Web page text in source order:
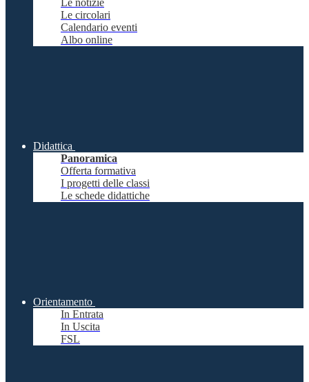
Le notizie
Le circolari
Calendario eventi
Albo online
Didattica
Panoramica
Offerta formativa
I progetti delle classi
Le schede didattiche
Orientamento
In Entrata
In Uscita
FSL